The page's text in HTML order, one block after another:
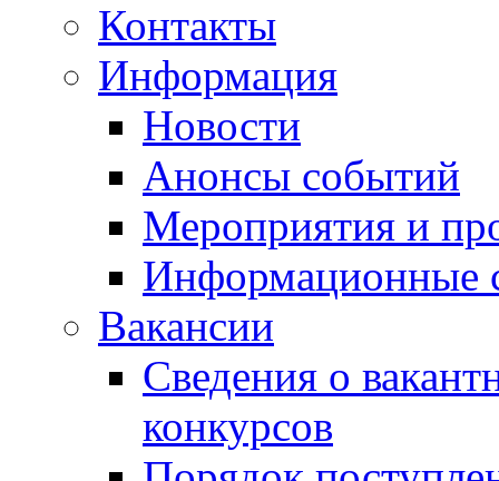
Контакты
Информация
Новости
Анонсы событий
Мероприятия и
Информационные
Вакансии
Сведения о
конкурсов